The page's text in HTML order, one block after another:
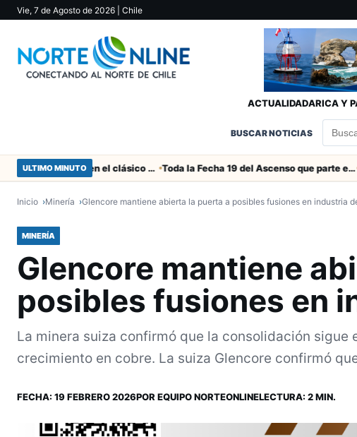
Vie, 7 de Agosto de 2026 | Chile
ACTUALIDADARICA Y
BUSCAR NOTICIAS
ULTIMO MINUTO Duro castigo por la camorra en el clásico Arica-Iquique Toda la Fecha 19 del Ascenso que parte este viernes
Inicio Minería Glencore mantiene abierta la puerta a posibles fusiones en industria
MINERÍA
Glencore mantiene
posibles fusiones en
La minera suiza confirmó que la consolidación
crecimiento en cobre. La suiza Glencore confirmó
FECHA: 19 FEBRERO 2026POR EQUIPO NORTEONLINELECTURA: 2 MIN.